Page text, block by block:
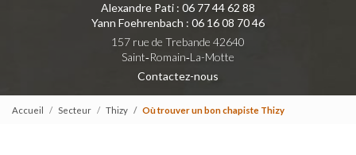
Alexandre Pati : 06 77 44 62 88
Yann Foehrenbach : 06 16 08 70 46
157 rue de Trebande 42640
Saint‑Romain‑La-Motte
Contactez-nous
Accueil Secteur Thizy Où trouver un bon chapiste Thizy